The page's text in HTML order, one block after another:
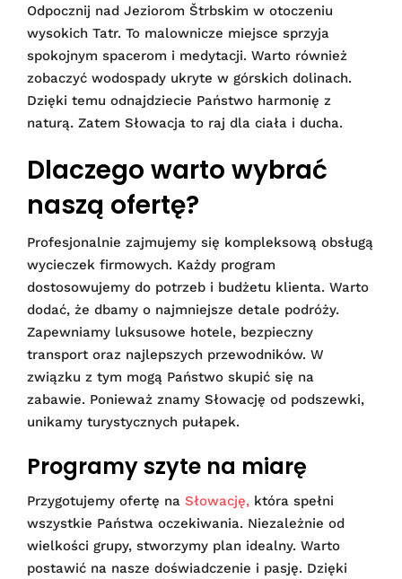
Odpocznij nad Jeziorom Štrbskim w otoczeniu
wysokich Tatr. To malownicze miejsce sprzyja
spokojnym spacerom i medytacji. Warto również
zobaczyć wodospady ukryte w górskich dolinach.
Dzięki temu odnajdziecie Państwo harmonię z
naturą. Zatem Słowacja to raj dla ciała i ducha.
Dlaczego warto wybrać
naszą ofertę?
Profesjonalnie zajmujemy się kompleksową obsługą
wycieczek firmowych. Każdy program
dostosowujemy do potrzeb i budżetu klienta. Warto
dodać, że dbamy o najmniejsze detale podróży.
Zapewniamy luksusowe hotele, bezpieczny
transport oraz najlepszych przewodników. W
związku z tym mogą Państwo skupić się na
zabawie. Ponieważ znamy Słowację od podszewki,
unikamy turystycznych pułapek.
Programy szyte na miarę
Przygotujemy ofertę na Słowację, która spełni
wszystkie Państwa oczekiwania. Niezależnie od
wielkości grupy, stworzymy plan idealny. Warto
postawić na nasze doświadczenie i pasję. Dzięki